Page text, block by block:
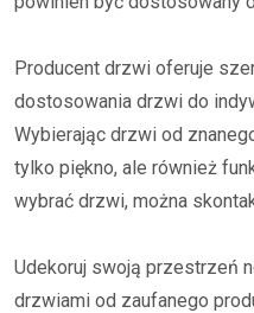
Producent drzwi oferuje
dostosowania drzwi do
Wybierając drzwi od
tylko piękno, ale również
wybrać drzwi, można
Udekoruj swoją przestrzeń
drzwiami od zaufanego